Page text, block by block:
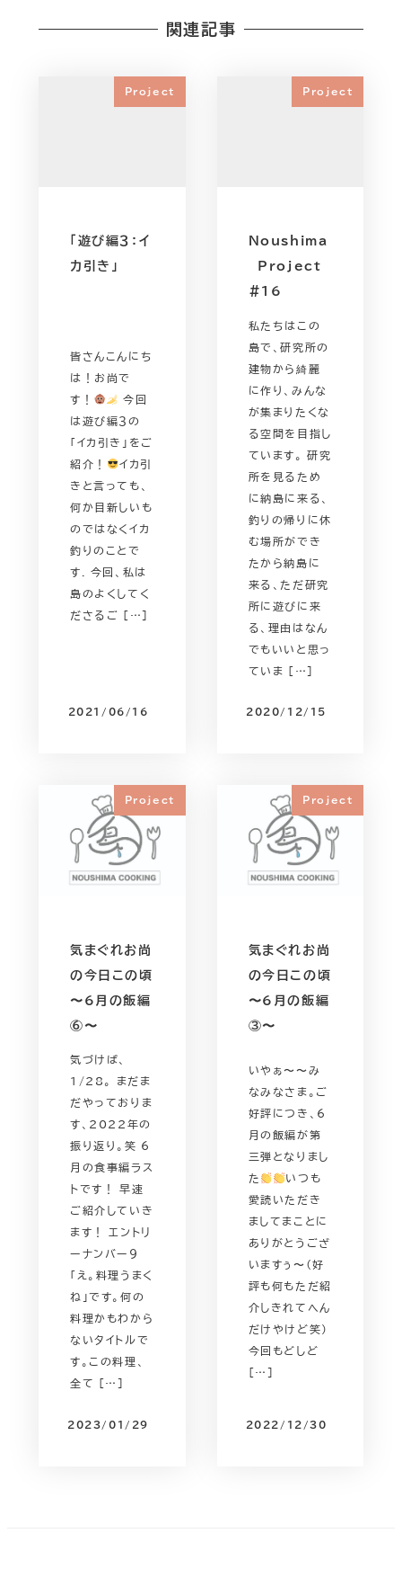
関連記事
Project
「遊び編３：イ
カ引き」
皆さんこんにち
は！お尚で
す！
今回
は遊び編３の
「イカ引き」をご
紹介！
イカ引
きと言っても、
何か目新しいも
のではなくイカ
釣りのことで
す. 今回、私は
島のよくしてく
ださるご […]
2021/06/16
Project
Noushima
Project
#16
私たちはこの
島で、研究所の
建物から綺麗
に作り、みんな
が集まりたくな
る空間を目指し
ています。 研究
所を見るため
に納島に来る、
釣りの帰りに休
む場所ができ
たから納島に
来る、ただ研究
所に遊びに来
る、理由はなん
でもいいと思っ
ていま […]
2020/12/15
Project
気まぐれお尚
の今日この頃
〜6月の飯編
⑥〜
気づけば、
1/28。 まだま
だやっておりま
す、2022年の
振り返り。笑 6
月の食事編ラス
トです！ 早速
ご紹介していき
ます！ エントリ
ーナンバー９
「え。料理うまく
ね」です。何の
料理かもわから
ないタイトルで
す。この料理、
全て […]
2023/01/29
Project
気まぐれお尚
の今日この頃
〜6月の飯編
③〜
いやぁ〜〜み
なみなさま。ご
好評につき、6
月の飯編が第
三弾となりまし
た
いつも
愛読いただき
ましてまことに
ありがとうござ
いますぅ〜（好
評も何もただ紹
介しきれてへん
だけやけど笑）
今回もどしど
[…]
2022/12/30